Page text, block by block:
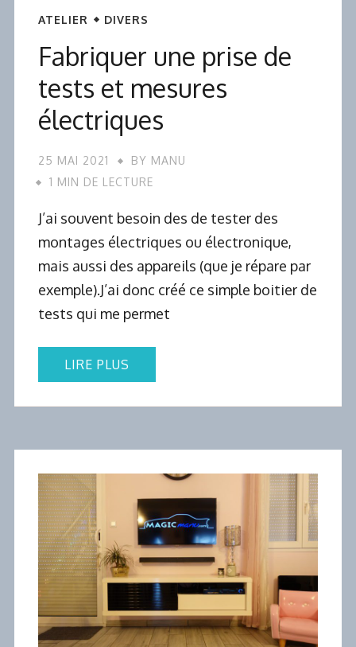
ATELIER DIVERS
Fabriquer une prise de
tests et mesures
électriques
25 MAI 2021 BY MANU
1 MIN DE LECTURE
J’ai souvent besoin des de tester des
montages électriques ou électronique,
mais aussi des appareils (que je répare par
exemple).J’ai donc créé ce simple boitier de
tests qui me permet
LIRE PLUS